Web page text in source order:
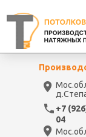
+7
04